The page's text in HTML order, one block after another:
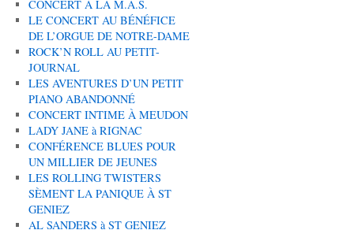
CONCERT À LA M.A.S.
LE CONCERT AU BÉNÉFICE
DE L’ORGUE DE NOTRE-DAME
ROCK’N ROLL AU PETIT-
JOURNAL
LES AVENTURES D’UN PETIT
PIANO ABANDONNÉ
CONCERT INTIME À MEUDON
LADY JANE à RIGNAC
CONFÉRENCE BLUES POUR
UN MILLIER DE JEUNES
LES ROLLING TWISTERS
SÈMENT LA PANIQUE À ST
GENIEZ
AL SANDERS à ST GENIEZ